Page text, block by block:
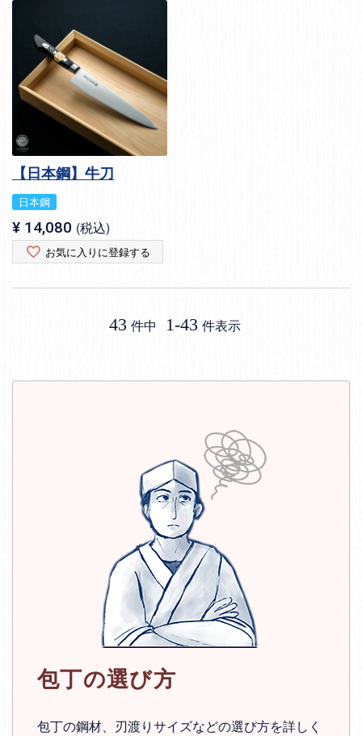
【日本鋼】牛刀
日本鋼
¥ 14,080 税込
お気に入りに登録する
43 件中 1-43 件表示
包丁の選び方
包丁の鋼材、刃渡りサイズなどの選び方を詳しく